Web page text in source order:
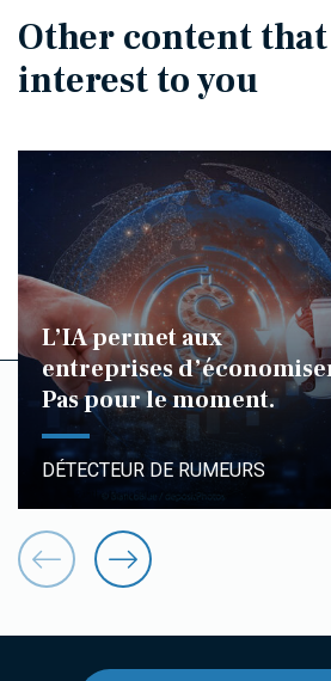
Other content
interest to you
L’IA permet aux
entreprises
Pas pour le moment.
DÉTECTEUR DE RUMEURS